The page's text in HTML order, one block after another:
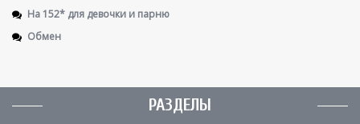
На 152* для девочки и парню
Обмен
РАЗДЕЛЫ